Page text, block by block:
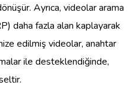
Ayrıca, videolar arama
daha fazla alan kaplayarak
edilmiş videolar, anahtar
ile desteklendiğinde,